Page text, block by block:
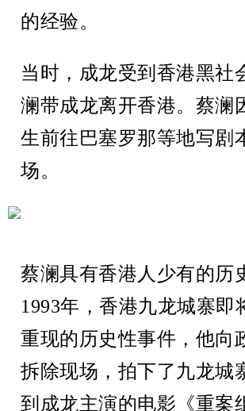
的经验。
当时，成龙受到香港黑社
澜带成龙离开香港。蔡澜
生前往巴塞罗那等地写剧
场。
蔡澜具有香港人少有的历
1993年，香港九龙城寨
重现的历史性事件，他向
拆除现场，拍下了九龙城
到成龙主演的电影《重案